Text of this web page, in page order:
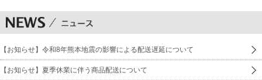
【お知らせ】令和8年熊本地震の影響による配送遅延について
【お知らせ】夏季休業に伴う商品配送について